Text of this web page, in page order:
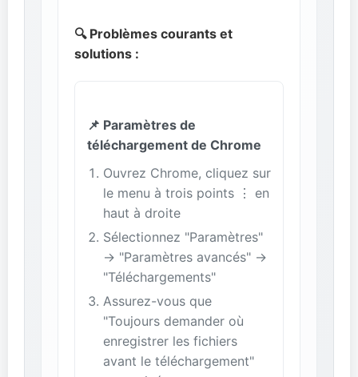
🔍 Problèmes courants et
solutions :
📌 Paramètres de
téléchargement de Chrome
Ouvrez Chrome, cliquez sur
le menu à trois points ⋮ en
haut à droite
Sélectionnez "Paramètres"
→ "Paramètres avancés" →
"Téléchargements"
Assurez-vous que
"Toujours demander où
enregistrer les fichiers
avant le téléchargement"